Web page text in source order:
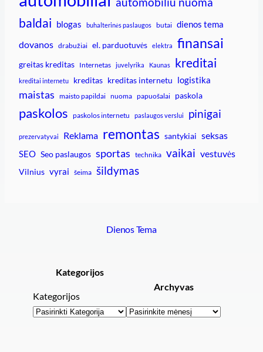
baldai blogas buhalterinės paslaugos butai dienos tema
dovanos drabužiai el. parduotuvės elektra finansai
greitas kreditas Internetas juvelyrika Kaunas kreditai
kreditai internetu kreditas kreditas internetu logistika
maistas maisto papildai nuoma papuošalai paskola
paskolos paskolos internetu paslaugos verslui pinigai
prezervatyvai Reklama remontas santykiai seksas
SEO Seo paslaugos sportas technika vaikai vestuvės
Vilnius vyrai šeima šildymas
Dienos Tema
Kategorijos
Kategorijos
Archyvas
Archyvai